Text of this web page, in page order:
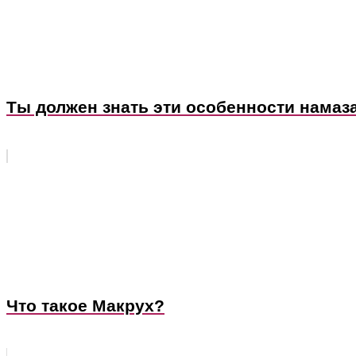
Ты должен знать эти особенности
Что такое Макрух?